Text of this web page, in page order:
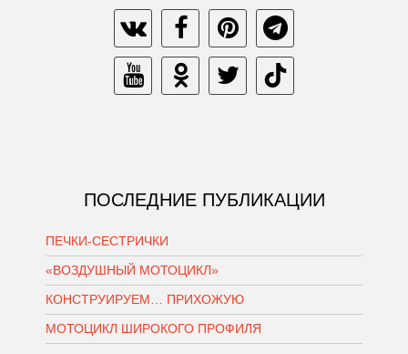
ПОСЛЕДНИЕ ПУБЛИКАЦИИ
ПЕЧКИ-СЕСТРИЧКИ
«ВОЗДУШНЫЙ МОТОЦИКЛ»
КОНСТРУИРУЕМ… ПРИХОЖУЮ
МОТОЦИКЛ ШИРОКОГО ПРОФИЛЯ